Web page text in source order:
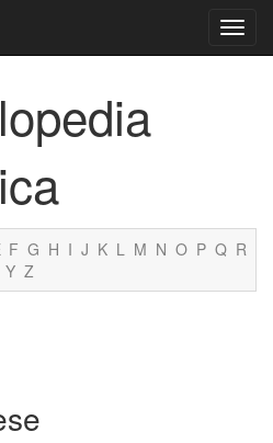
F G H I J K L M N O P Q R
Y Z